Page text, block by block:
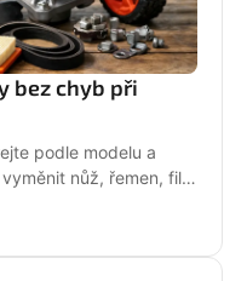
bez chyb při
podle modelu a
nůž, řemen, filtr